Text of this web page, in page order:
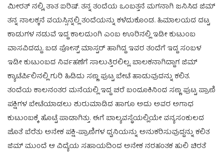
ಮೀರತ್ ನಲ್ಲಿ, ತಾತ ಐರಿಷ್. ತನ್ನ ತಂದೆಯ ಒಂಬತ್ತನೆ ಮಗನಾಗಿ ಜನಿಸಿದ ಜಿಮ್
ತನ್ನ ನಾಲಕ್ಕನೆ ವಯಸ್ಸಿನ್ನಲ್ಲಿ ತಂದೆಯನ್ನು ಕಳೆದುಕೊಂಡ. ಹಿಮಾಲಯದ ದಟ್ಟ
ಕಾಡುಗಳ ನಡುವೆ ಇದ್ದ ಕಾಲದುಂಗಿ ಎಂಬ ಊರಿನಲ್ಲಿ ಇಡೀ ಕುಟುಂಬ
ವಾಸವಿದದ್ದು. ಬಡ ಪೋಸ್ಟ್ ಮಾಸ್ಟರ್ ಹಾಗಿದ್ದ ಇವರ ತಂದೆಗೆ ಇದ್ದ ಸಂಬಳ
ಇಡೀ ಕುಟುಂಬದ ನಿರ್ವಹಣೆಗೆ ಸಾಲುತ್ತಿರಲಿಲ್ಲ. ಬಾಲಕನಾಗಿದ್ದಾಗ ಜಿಮ್
ಕ್ಯಾಟೆರ್ಪಿಲಿನಲ್ಲಿ ಗುರಿ ಹಿಡಿದು ಸಣ್ಣ ಪುಟ್ಟ ಬೇಟೆ ಹಾಡುವುದನ್ನು ಕಲಿತ.
ತಂದೆಯ ಕಾಲನಂತರ ಮನೆಯಲ್ಲಿ ಇದ್ದ ಚರೆ ಬಂದೂಕಿನಿಂದ ಸಣ್ಣ ಪುಟ್ಟ ಪ್ರಾಣಿ
ಪಕ್ಷಿಗಳ ಬೇಟೆಯಾಡಲು ಶುರುಮಾಡಿದ ಹಾಗೂ ಅದು ಅವರ ಅಗಾಧ
ಕುಟುಂಬಕ್ಕೆ ಹೊಟ್ಟೆ ಪಾಡಾಗಿತ್ತು. ಈಗೆ ಬಾಲ್ಯವಸ್ಥೆಯಲ್ಲಿಯೇ ವನ್ಯಸಂಕುಲದ
ಜೊತೆ ಬೆರೆತು ಅನೇಕ ಪಕ್ಷಿ-ಪ್ರಾಣಿಗಳ ಧ್ವನಿಯನ್ನು ಅನುಕರಿಸುವುದ್ದನ್ನು ಕಲಿತ
ಜಿಮ್ ಮುಂದೆ ಆ ವಿದ್ಯೆಯ ಸಹಾಯದಿಂದ ಅನೇಕ ನರಹಂತಕ ಹುಲಿ ಚಿರತೆ